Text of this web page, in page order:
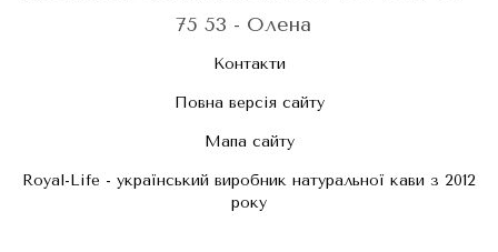
75 53 - Олена
Контакти
Повна версія сайту
Мапа сайту
Royal-Life - український виробник натуральної кави з 2012
року